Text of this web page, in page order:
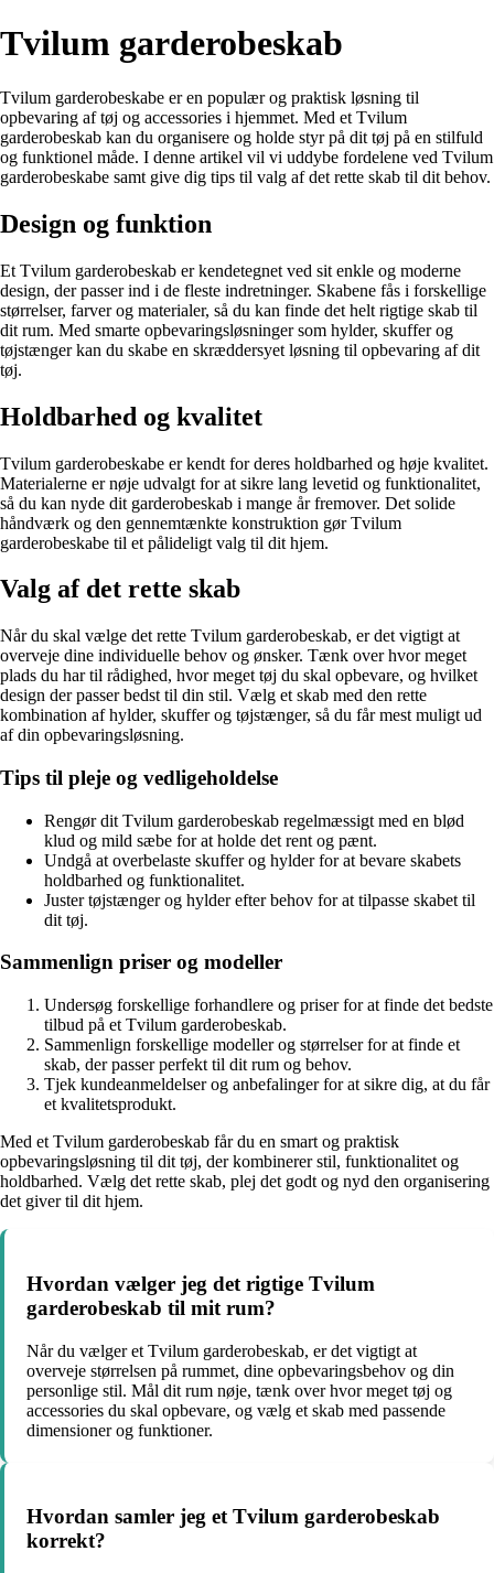
Tvilum garderobeskab
Tvilum garderobeskabe er en populær og praktisk løsning til
opbevaring af tøj og accessories i hjemmet. Med et Tvilum
garderobeskab kan du organisere og holde styr på dit tøj på en stilfuld
og funktionel måde. I denne artikel vil vi uddybe fordelene ved Tvilum
garderobeskabe samt give dig tips til valg af det rette skab til dit behov.
Design og funktion
Et Tvilum garderobeskab er kendetegnet ved sit enkle og moderne
design, der passer ind i de fleste indretninger. Skabene fås i forskellige
størrelser, farver og materialer, så du kan finde det helt rigtige skab til
dit rum. Med smarte opbevaringsløsninger som hylder, skuffer og
tøjstænger kan du skabe en skræddersyet løsning til opbevaring af dit
tøj.
Holdbarhed og kvalitet
Tvilum garderobeskabe er kendt for deres holdbarhed og høje kvalitet.
Materialerne er nøje udvalgt for at sikre lang levetid og funktionalitet,
så du kan nyde dit garderobeskab i mange år fremover. Det solide
håndværk og den gennemtænkte konstruktion gør Tvilum
garderobeskabe til et pålideligt valg til dit hjem.
Valg af det rette skab
Når du skal vælge det rette Tvilum garderobeskab, er det vigtigt at
overveje dine individuelle behov og ønsker. Tænk over hvor meget
plads du har til rådighed, hvor meget tøj du skal opbevare, og hvilket
design der passer bedst til din stil. Vælg et skab med den rette
kombination af hylder, skuffer og tøjstænger, så du får mest muligt ud
af din opbevaringsløsning.
Tips til pleje og vedligeholdelse
Rengør dit Tvilum garderobeskab regelmæssigt med en blød
klud og mild sæbe for at holde det rent og pænt.
Undgå at overbelaste skuffer og hylder for at bevare skabets
holdbarhed og funktionalitet.
Juster tøjstænger og hylder efter behov for at tilpasse skabet til
dit tøj.
Sammenlign priser og modeller
Undersøg forskellige forhandlere og priser for at finde det bedste
tilbud på et Tvilum garderobeskab.
Sammenlign forskellige modeller og størrelser for at finde et
skab, der passer perfekt til dit rum og behov.
Tjek kundeanmeldelser og anbefalinger for at sikre dig, at du får
et kvalitetsprodukt.
Med et Tvilum garderobeskab får du en smart og praktisk
opbevaringsløsning til dit tøj, der kombinerer stil, funktionalitet og
holdbarhed. Vælg det rette skab, plej det godt og nyd den organisering
det giver til dit hjem.
Hvordan vælger jeg det rigtige Tvilum
garderobeskab til mit rum?
Når du vælger et Tvilum garderobeskab, er det vigtigt at
overveje størrelsen på rummet, dine opbevaringsbehov og din
personlige stil. Mål dit rum nøje, tænk over hvor meget tøj og
accessories du skal opbevare, og vælg et skab med passende
dimensioner og funktioner.
Hvordan samler jeg et Tvilum garderobeskab
korrekt?